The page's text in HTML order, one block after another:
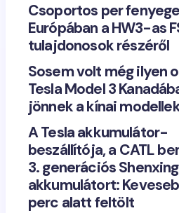
Csoportos per
Európában a HW3-as
tulajdonosok részéről
Sosem volt még ilyen
Tesla Model 3
jönnek a kínai
A Tesla akkumulátor-
beszállítója, a CATL
3. generációs
akkumulátort:
perc alatt feltölt